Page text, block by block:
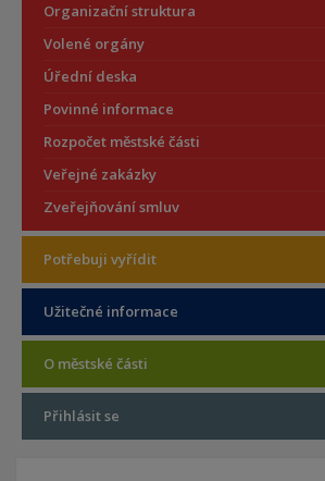
Organizační struktura
Volené orgány
Úřední deska
Povinné informace
Rozpočet městské části
Veřejné zakázky
Zveřejňování smluv
Potřebuji vyřídit
Užitečné informace
O městské části
Přihlásit se